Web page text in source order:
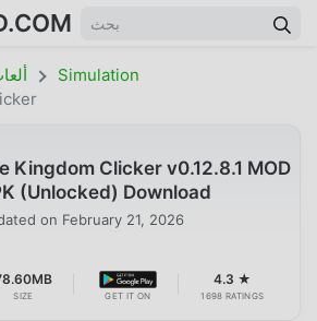
Simulation
Kingdom Clicker v0.12.8.1 MOD
(Unlocked) Download
on February 21, 2026
SIZE GET IT ON
4.3 ★
1698 RATINGS